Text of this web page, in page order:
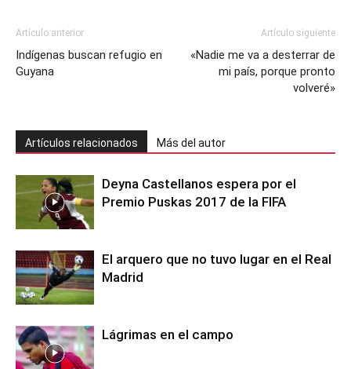
Artículo anterior
Indígenas buscan refugio en
Guyana
Artículo siguiente
«Nadie me va a desterrar de
mi país, porque pronto
volveré»
Artículos relacionados Más del autor
Deyna Castellanos espera por el
Premio Puskas 2017 de la FIFA
El arquero que no tuvo lugar en el Real
Madrid
Lágrimas en el campo